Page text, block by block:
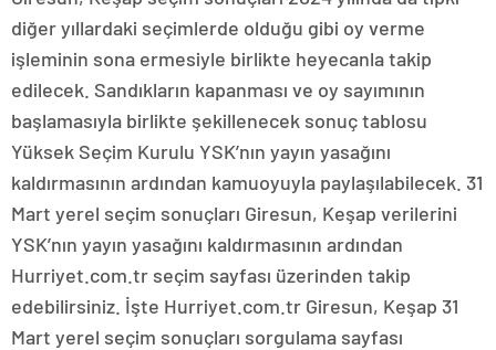
diğer yıllardaki seçimlerde olduğu gibi oy verme
işleminin sona ermesiyle birlikte heyecanla takip
edilecek. Sandıkların kapanması ve oy sayımının
başlamasıyla birlikte şekillenecek sonuç tablosu
Yüksek Seçim Kurulu YSK’nın yayın yasağını
kaldırmasının ardından kamuoyuyla paylaşılabilecek. 31
Mart yerel seçim sonuçları Giresun, Keşap verilerini
YSK’nın yayın yasağını kaldırmasının ardından
Hurriyet.com.tr seçim sayfası üzerinden takip
edebilirsiniz. İşte Hurriyet.com.tr Giresun, Keşap 31
Mart yerel seçim sonuçları sorgulama sayfası